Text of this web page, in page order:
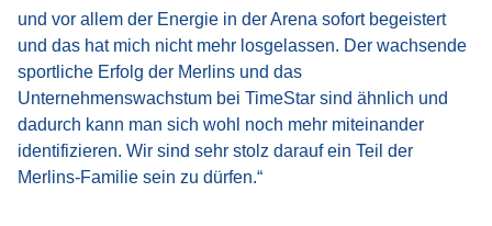
und vor allem der Energie in der Arena sofort begeistert
und das hat mich nicht mehr losgelassen. Der wachsende
sportliche Erfolg der Merlins und das
Unternehmenswachstum bei TimeStar sind ähnlich und
dadurch kann man sich wohl noch mehr miteinander
identifizieren. Wir sind sehr stolz darauf ein Teil der
Merlins-Familie sein zu dürfen.“